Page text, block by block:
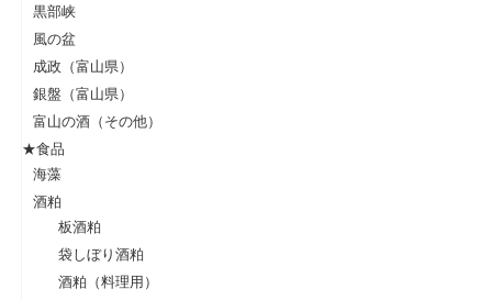
黒部峡
風の盆
成政（富山県）
銀盤（富山県）
富山の酒（その他）
★食品
海藻
酒粕
板酒粕
袋しぼり酒粕
酒粕（料理用）